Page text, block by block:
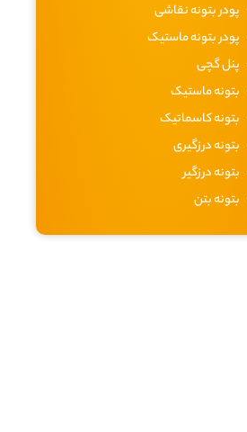
پودر بتونه نقاشی
پودر بتونه ماستیک
پنل گچی
بتونه ماستیک
بتونه کاسماتیک
بتونه درزگیری
بتونه درزگیر
بتونه بتن